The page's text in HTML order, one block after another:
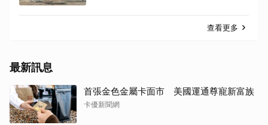
查看更多
最新訊息
首張金色金屬卡面市 美國運通尊寵新富族
卡優新聞網